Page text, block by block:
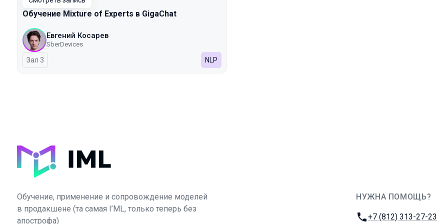
Обучение Mixture of Experts в GigaChat
Евгений Косарев
SberDevices
Зал 3 NLP
Обучение, применение и сопровождение моделей
в продакшене (та самая I’ML, только теперь без
апострофа)
НУЖНА ПОМОЩЬ?
Телефон:
+7 (812) 313-27-23